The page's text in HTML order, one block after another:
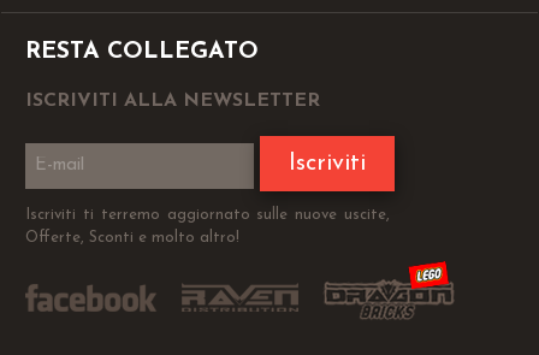
RESTA COLLEGATO
ISCRIVITI ALLA NEWSLETTER
Iscriviti
Iscriviti ti terremo aggiornato sulle nuove uscite,
Offerte, Sconti e molto altro!